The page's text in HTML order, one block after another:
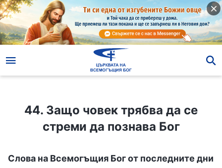
44. Защо човек трябва да се стреми да познава Бог
44. Защо човек трябва да се
стреми да познава Бог
Слова на Всемогъщия Бог от последните дни